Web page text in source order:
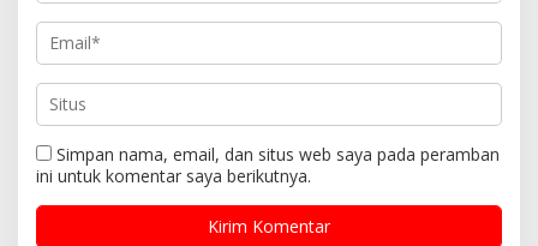
Simpan nama, email, dan situs web saya pada peramban
ini untuk komentar saya berikutnya.